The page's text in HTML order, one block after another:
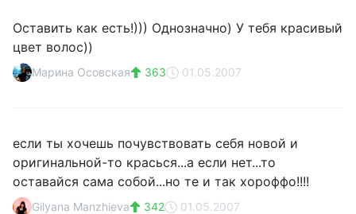
Оставить как есть!))) Однозначно) У тебя красивый
цвет волос))
Марина Осовская 363 01.05.2007
если ты хочешь почувствовать себя новой и
оригинальной-то красься...а если нет...то
оставайся сама собой...но те и так хороффо!!!!
Gilyana Manzhieva 342 01.05.2007